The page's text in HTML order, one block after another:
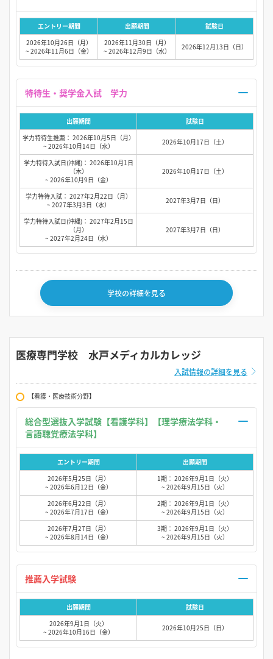
エントリー期間 出願期間
試験日
2026年10月26日（月）
~ 2026年11月6日（金）
2026年11月30日（月）
~ 2026年12月9日（水）
2026年12月13日（日）
出願期間
試験日
学力特待生推薦： 2026年10月5日（月）
~ 2026年10月14日（水）
2026年10月17日（土）
学力特待入試日(沖縄)： 2026年10月1日
（木）
~ 2026年10月9日（金）
2026年10月17日（土）
学力特待入試： 2027年2月22日（月）
~ 2027年3月3日（水）
2027年3月7日（日）
学力特待入試日(沖縄)： 2027年2月15日
（月）
~ 2027年2月24日（水）
2027年3月7日（日）
学校の詳細を見る
医療専門学校 水戸メディカルカレッジ
入試情報の詳細を見る
【看護・医療技術分野】
総合型選抜入学試験【看護学科】【理学療法学科・
エントリー期間
出願期間
2026年5月25日（月）
~ 2026年6月12日（金）
1期： 2026年9月1日（火）
~ 2026年9月15日（火）
2026年6月22日（月）
~ 2026年7月17日（金）
2期： 2026年9月1日（火）
~ 2026年9月15日（火）
2026年7月27日（月）
~ 2026年8月14日（金）
3期： 2026年9月1日（火）
~ 2026年9月15日（火）
出願期間
試験日
2026年9月1日（火）
~ 2026年10月16日（金）
2026年10月25日（日）